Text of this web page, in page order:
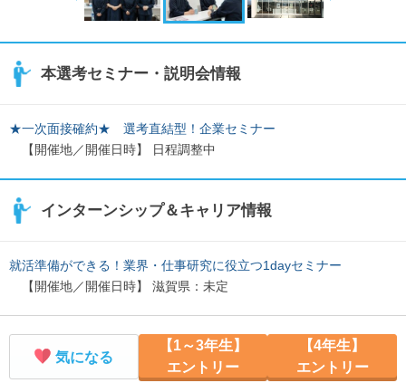
本選考セミナー・説明会情報
★一次面接確約★ 選考直結型！企業セミナー
【開催地／開催日時】 日程調整中
インターンシップ＆キャリア情報
就活準備ができる！業界・仕事研究に役立つ1dayセミナー
【開催地／開催日時】 滋賀県：未定
気になる
【1～3年生】
エントリー
【4年生】
エントリー